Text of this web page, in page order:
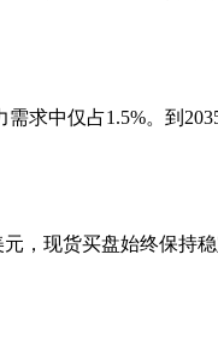
求中仅占1.5%。到
，现货买盘始终保